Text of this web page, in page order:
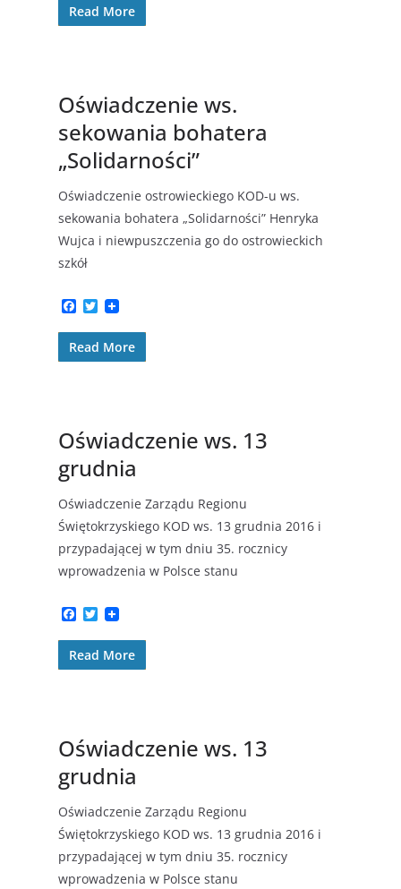
e
b
t
t
Read More
Oświadczenie ws.
sekowania bohatera
„Solidarności”
Oświadczenie ostrowieckiego KOD-u ws.
sekowania bohatera „Solidarności” Henryka
Wujca i niewpuszczenia go do ostrowieckich
szkół
F
c
e
b
T
i
t
t
Read More
Oświadczenie ws. 13
grudnia
Oświadczenie Zarządu Regionu
Świętokrzyskiego KOD ws. 13 grudnia 2016 i
przypadającej w tym dniu 35. rocznicy
wprowadzenia w Polsce stanu
F
c
e
b
T
i
t
t
Read More
Oświadczenie ws. 13
grudnia
Oświadczenie Zarządu Regionu
Świętokrzyskiego KOD ws. 13 grudnia 2016 i
przypadającej w tym dniu 35. rocznicy
wprowadzenia w Polsce stanu